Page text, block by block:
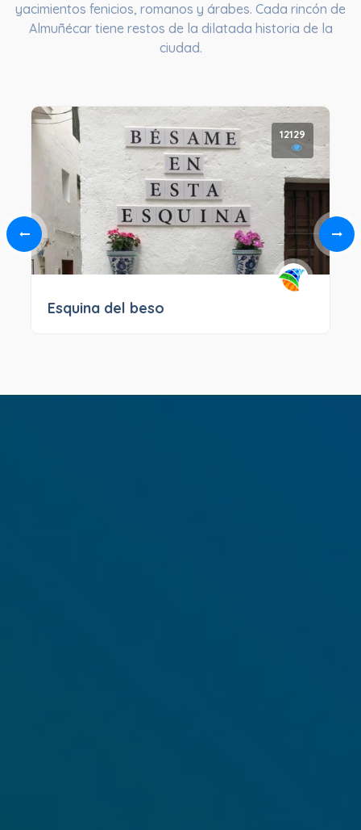
yacimientos fenicios, romanos y árabes. Cada rincón de
Almuñécar tiene restos de la dilatada historia de la
ciudad.
12129
Esquina del beso